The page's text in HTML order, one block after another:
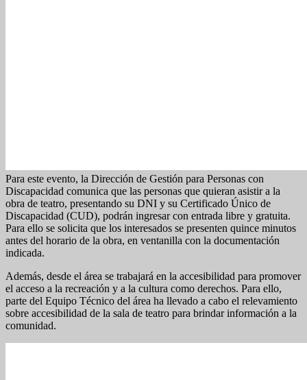
Para este evento, la Dirección de Gestión para Personas con
Discapacidad comunica que las personas que quieran asistir a la
obra de teatro, presentando su DNI y su Certificado Único de
Discapacidad (CUD), podrán ingresar con entrada libre y gratuita.
Para ello se solicita que los interesados se presenten quince minutos
antes del horario de la obra, en ventanilla con la documentación
indicada.
Además, desde el área se trabajará en la accesibilidad para promover
el acceso a la recreación y a la cultura como derechos. Para ello,
parte del Equipo Técnico del área ha llevado a cabo el relevamiento
sobre accesibilidad de la sala de teatro para brindar información a la
comunidad.